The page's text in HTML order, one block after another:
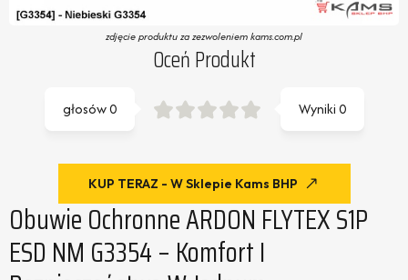
zdjęcie produktu za zezwoleniem kams.com.pl
Oceń Produkt
Wyniki0
głosów0
KUP TERAZ - W Sklepie Kams BHP
Obuwie Ochronne ARDON FLYTEX S1P
ESD NM G3354 – Komfort I